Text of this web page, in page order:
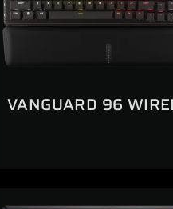
VANGUARD 96